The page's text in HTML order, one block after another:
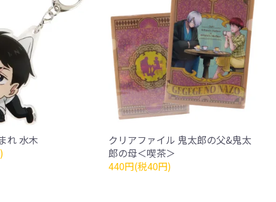
れ 水木
クリアファイル 鬼太郎の父&鬼太
郎の母＜喫茶＞
440円(税40円)